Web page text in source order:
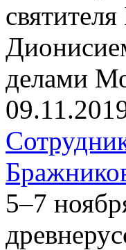
делами
5–7